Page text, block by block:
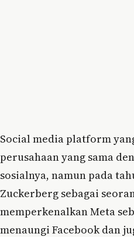
Social media platform
perusahaan yang sama
sosialnya, namun pada
Zuckerberg sebagai
memperkenalkan Meta
menaungi Facebook dan